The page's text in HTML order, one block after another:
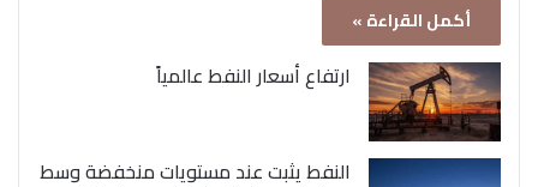
أكمل القراءة »
ارتفاع أسعار النفط عالمياً
النفط يثبت عند مستويات منخفضة وسط